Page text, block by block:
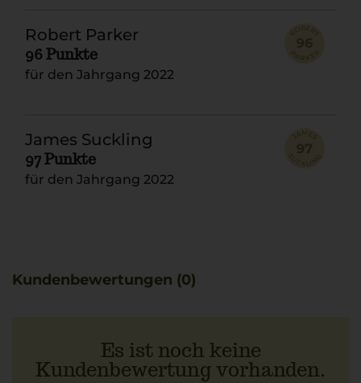
Robert Parker
96 Punkte
für den Jahrgang 2022
James Suckling
97 Punkte
für den Jahrgang 2022
Kundenbewertungen (0)
Es ist noch keine
Kundenbewertung vorhanden.